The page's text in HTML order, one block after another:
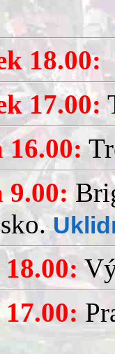
18.00:
17.00:
16.00:
9.00: